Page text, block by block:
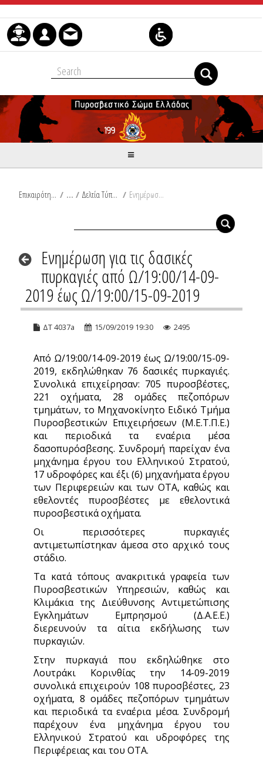
Skip to Content
Επικαιρότητα / Δελτία Τύπου / Ενημέρωση για τις δασικές πυρκαγιές από Ω/19:00/14-09-2019 έως Ω/19:00/15-09-2019
Ενημέρωση για τις δασικές
πυρκαγιές από Ω/19:00/14-09-
2019 έως Ω/19:00/15-09-2019
ΔΤ 4037a 15/09/2019 19:30 2495
Από Ω/19:00/14-09-2019 έως Ω/19:00/15-09-
2019, εκδηλώθηκαν 76 δασικές πυρκαγιές.
Συνολικά επιχείρησαν: 705 πυροσβέστες,
221 οχήματα, 28 ομάδες πεζοπόρων
τμημάτων, το Μηχανοκίνητο Ειδικό Τμήμα
Πυροσβεστικών Επιχειρήσεων (Μ.Ε.Τ.Π.Ε.)
και περιοδικά τα εναέρια μέσα
δασοπυρόσβεσης. Συνδρομή παρείχαν ένα
μηχάνημα έργου του Ελληνικού Στρατού,
17 υδροφόρες και έξι (6) μηχανήματα έργου
των Περιφερειών και των ΟΤΑ, καθώς και
εθελοντές πυροσβέστες με εθελοντικά
πυροσβεστικά οχήματα.
Οι περισσότερες πυρκαγιές
αντιμετωπίστηκαν άμεσα στο αρχικό τους
στάδιο.
Τα κατά τόπους ανακριτικά γραφεία των
Πυροσβεστικών Υπηρεσιών, καθώς και
Κλιμάκια της Διεύθυνσης Αντιμετώπισης
Εγκλημάτων Εμπρησμού (Δ.Α.Ε.Ε.)
διερευνούν τα αίτια εκδήλωσης των
πυρκαγιών.
Στην πυρκαγιά που εκδηλώθηκε στο
Λουτράκι Κορινθίας την 14-09-2019
συνολικά επιχειρούν 108 πυροσβέστες, 23
οχήματα, 8 ομάδες πεζοπόρων τμημάτων
και περιοδικά τα εναέρια μέσα. Συνδρομή
παρέχουν ένα μηχάνημα έργου του
Ελληνικού Στρατού και υδροφόρες της
Περιφέρειας και του ΟΤΑ.